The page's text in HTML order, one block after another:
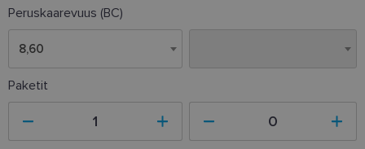
Peruskaarevuus (BC)
8,60
Paketit